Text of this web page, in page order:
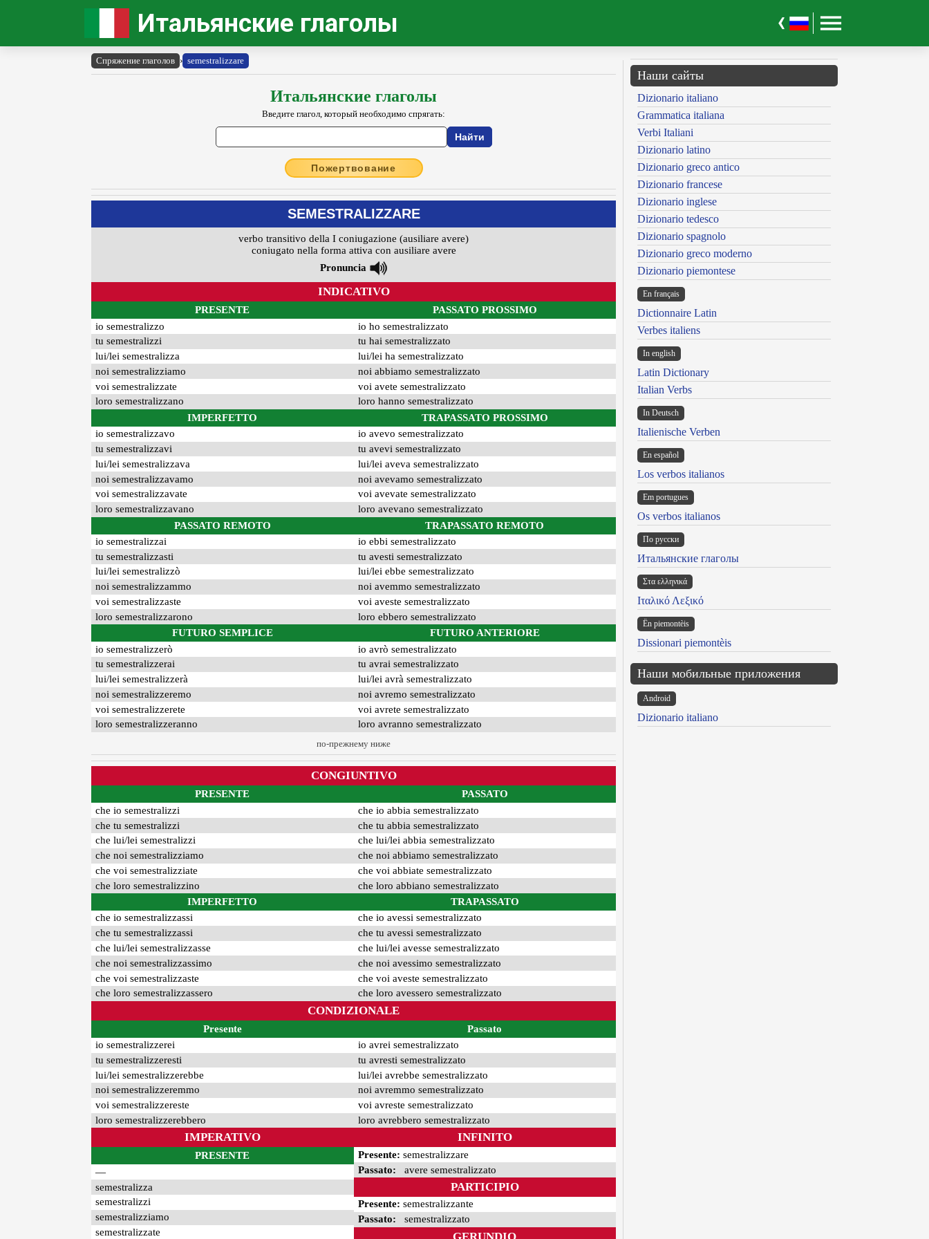
Итальянские глаголы
Спряжение глаголов › semestralizzare
Итальянские глаголы
Введите глагол, который необходимо спрягать:
Пожертвование
SEMESTRALIZZARE
verbo transitivo della I coniugazione (ausiliare avere)
coniugato nella forma attiva con ausiliare avere
Pronuncia
INDICATIVO
PRESENTE
io semestralizzo
tu semestralizzi
lui/lei semestralizza
noi semestralizziamo
voi semestralizzate
loro semestralizzano
IMPERFETTO
io semestralizzavo
tu semestralizzavi
lui/lei semestralizzava
noi semestralizzavamo
voi semestralizzavate
loro semestralizzavano
PASSATO REMOTO
io semestralizzai
tu semestralizzasti
lui/lei semestralizzò
noi semestralizzammo
voi semestralizzaste
loro semestralizzarono
FUTURO SEMPLICE
io semestralizzerò
tu semestralizzerai
lui/lei semestralizzerà
noi semestralizzeremo
voi semestralizzerete
loro semestralizzeranno
PASSATO PROSSIMO
io ho semestralizzato
tu hai semestralizzato
lui/lei ha semestralizzato
noi abbiamo semestralizzato
voi avete semestralizzato
loro hanno semestralizzato
TRAPASSATO PROSSIMO
io avevo semestralizzato
tu avevi semestralizzato
lui/lei aveva semestralizzato
noi avevamo semestralizzato
voi avevate semestralizzato
loro avevano semestralizzato
TRAPASSATO REMOTO
io ebbi semestralizzato
tu avesti semestralizzato
lui/lei ebbe semestralizzato
noi avemmo semestralizzato
voi aveste semestralizzato
loro ebbero semestralizzato
FUTURO ANTERIORE
io avrò semestralizzato
tu avrai semestralizzato
lui/lei avrà semestralizzato
noi avremo semestralizzato
voi avrete semestralizzato
loro avranno semestralizzato
по-прежнему ниже
CONGIUNTIVO
PRESENTE
che io semestralizzi
che tu semestralizzi
che lui/lei semestralizzi
che noi semestralizziamo
che voi semestralizziate
che loro semestralizzino
IMPERFETTO
che io semestralizzassi
che tu semestralizzassi
che lui/lei semestralizzasse
che noi semestralizzassimo
che voi semestralizzaste
che loro semestralizzassero
PASSATO
che io abbia semestralizzato
che tu abbia semestralizzato
che lui/lei abbia semestralizzato
che noi abbiamo semestralizzato
che voi abbiate semestralizzato
che loro abbiano semestralizzato
TRAPASSATO
che io avessi semestralizzato
che tu avessi semestralizzato
che lui/lei avesse semestralizzato
che noi avessimo semestralizzato
che voi aveste semestralizzato
che loro avessero semestralizzato
CONDIZIONALE
Presente
io semestralizzerei
tu semestralizzeresti
lui/lei semestralizzerebbe
noi semestralizzeremmo
voi semestralizzereste
loro semestralizzerebbero
Passato
io avrei semestralizzato
tu avresti semestralizzato
lui/lei avrebbe semestralizzato
noi avremmo semestralizzato
voi avreste semestralizzato
loro avrebbero semestralizzato
IMPERATIVO
PRESENTE
—
semestralizza
semestralizzi
semestralizziamo
semestralizzate
INFINITO
Presente: semestralizzare
Passato: avere semestralizzato
PARTICIPIO
Presente: semestralizzante
Passato: semestralizzato
GERUNDIO
Наши сайты
Dizionario italiano
Grammatica italiana
Verbi Italiani
Dizionario latino
Dizionario greco antico
Dizionario francese
Dizionario inglese
Dizionario tedesco
Dizionario spagnolo
Dizionario greco moderno
Dizionario piemontese
En français
Dictionnaire Latin
Verbes italiens
In english
Latin Dictionary
Italian Verbs
In Deutsch
Italienische Verben
En español
Los verbos italianos
Em portugues
Os verbos italianos
По русски
Итальянские глаголы
Στα ελληνικά
Ιταλικό Λεξικό
Ën piemontèis
Dissionari piemontèis
Наши мобильные приложения
Android
Dizionario italiano